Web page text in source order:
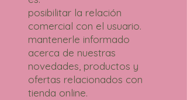
posibilitar la relación
comercial con el usuario.
mantenerle informado
acerca de nuestras
novedades, productos y
ofertas relacionados con
tienda online.